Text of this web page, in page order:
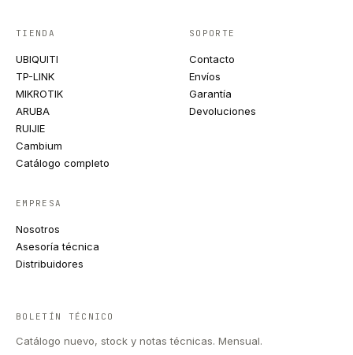
TIENDA
UBIQUITI
TP-LINK
MIKROTIK
ARUBA
RUIJIE
Cambium
Catálogo completo
SOPORTE
Contacto
Envíos
Garantía
Devoluciones
EMPRESA
Nosotros
Asesoría técnica
Distribuidores
BOLETÍN TÉCNICO
Catálogo nuevo, stock y notas técnicas. Mensual.